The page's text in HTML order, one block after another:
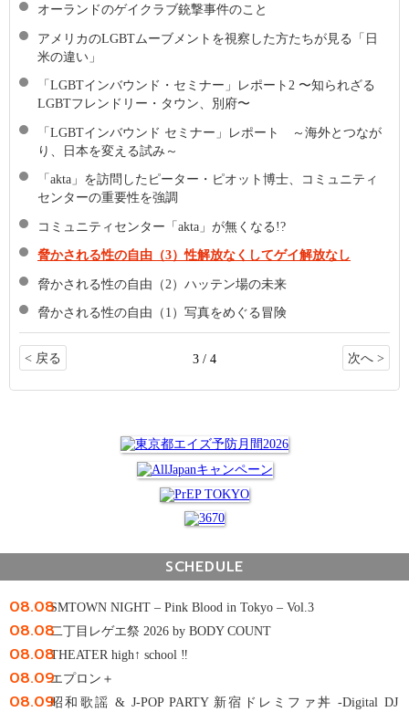
オーランドのゲイクラブ銃撃事件のこと
アメリカのLGBTムーブメントを視察した方たちが見る「日
米の違い」
「LGBTインバウンド・セミナー」レポート2 〜知られざる
LGBTフレンドリー・タウン、別府〜
「LGBTインバウンド セミナー」レポート ～海外とつなが
り、日本を変える試み～
「akta」を訪問したピーター・ピオット博士、コミュニティ
センターの重要性を強調
コミュニティセンター「akta」が無くなる!?
脅かされる性の自由（3）性解放なくしてゲイ解放なし
脅かされる性の自由（2）ハッテン場の未来
脅かされる性の自由（1）写真をめぐる冒険
< 戻る 3 / 4 次へ >
SCHEDULE
08.08SMTOWN NIGHT – Pink Blood in Tokyo – Vol.3
08.08二丁目レゲエ祭 2026 by BODY COUNT
08.08THEATER high↑ school ‼
08.09エプロン＋
08.09昭和歌謡 & J-POP PARTY 新宿ドレミファ丼 -Digital DJ